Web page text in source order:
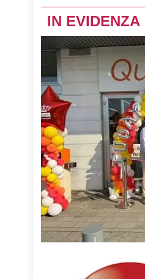
IN EVIDENZA